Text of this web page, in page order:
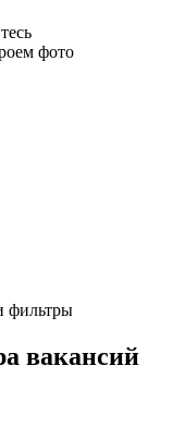
фото
фильтры
вакансий